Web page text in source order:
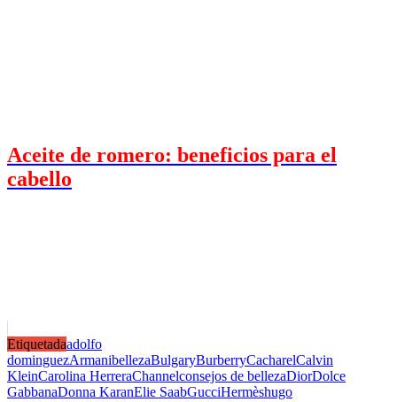
Aceite de romero: beneficios para el
cabello
Etiquetadaadolfo
dominguezArmanibellezaBulgaryBurberryCacharelCalvin
KleinCarolina HerreraChannelconsejos de bellezaDiorDolce
GabbanaDonna KaranElie SaabGucciHermèshugo